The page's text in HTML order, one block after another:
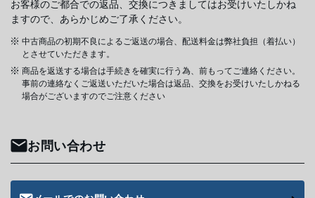
お客様のご都合での返品、交換につきましてはお受けいたしかね
ますので、あらかじめご了承ください。
中古商品の初期不良によるご返送の場合、配送料金は弊社負担（着払い）
とさせていただきます。
商品を返送する場合は手続きを確実に行う為、前もってご連絡ください。
事前の連絡なくご返送いただいた場合は返品、交換をお受けいたしかねる
場合がございますのでご注意ください
お問い合わせ